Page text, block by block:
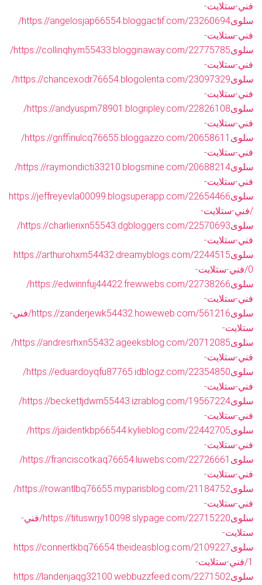
فني-ستلايت-
سلوى
https://angelosjap66554.bloggactif.com/23260694/
فني-ستلايت-
سلوى
https://collinqhym55433.blogginaway.com/22775785/
فني-ستلايت-
سلوى
https://chancexodr76654.blogolenta.com/23097329/
فني-ستلايت-
سلوى
https://andyuspm78901.blogripley.com/22826108/
فني-ستلايت-
سلوى
https://griffinulcq76655.bloggazzo.com/20658611/
فني-ستلايت-
سلوى
https://raymondicti33210.blogsmine.com/20688214/
فني-ستلايت-
سلوىhttps://jeffreyevla00099.blogsuperapp.com/22654466
/فني-ستلايت-
سلوى
https://charlierixn55543.dgbloggers.com/22570693/
فني-ستلايت-
سلوىhttps://arthurohxm54432.dreamyblogs.com/2244515
0/فني-ستلايت-
سلوى
https://edwinnfuj44422.frewwebs.com/22738266/
فني-ستلايت-
سلوى
https://zanderjewk54432.howeweb.com/561216/فني-
ستلايت-
سلوى
https://andresrhxn55432.ageeksblog.com/20712085/
فني-ستلايت-
سلوى
https://eduardoyqfu87765.idblogz.com/22354850/
فني-ستلايت-
سلوى
https://beckettjdwm55443.izrablog.com/19567224/
فني-ستلايت-
سلوى
https://jaidentkbp66544.kylieblog.com/22442705/
فني-ستلايت-
سلوى
https://franciscotkaq76654.luwebs.com/22726661/
فني-ستلايت-
سلوى
https://rowantlbq76655.myparisblog.com/21184752/
فني-ستلايت-
سلوى
https://tituswrjy10098.slypage.com/22715220/فني-
ستلايت-
سلوىhttps://connertkbq76654.theideasblog.com/2109227
1/فني-ستلايت-
سلوىhttps://landenjaqg32100.webbuzzfeed.com/2271502